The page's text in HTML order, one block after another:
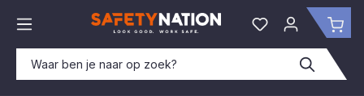
Je hebt 0 items